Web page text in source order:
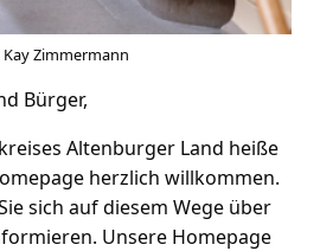
Zimmermann
Bürger,
Altenburger Land heiße
herzlich willkommen.
sich auf diesem Wege über
Unsere Homepage